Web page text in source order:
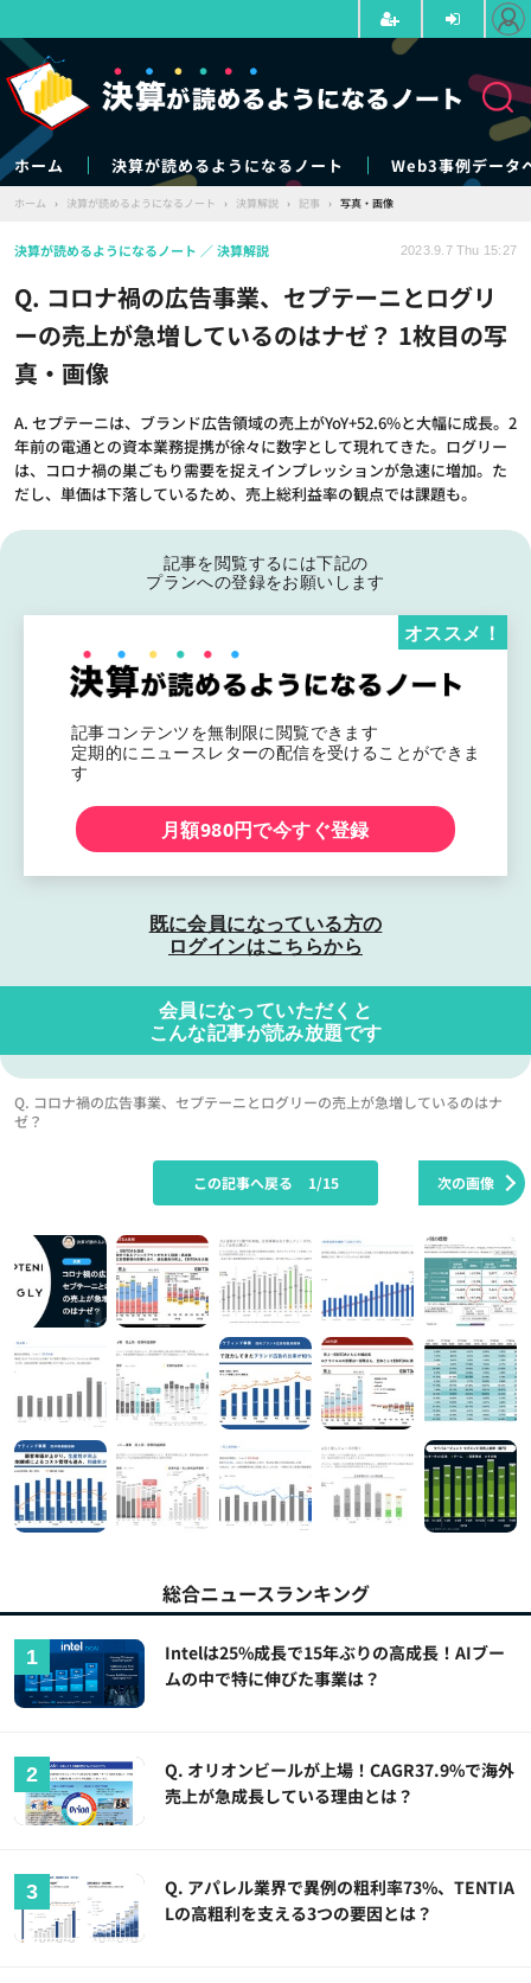
ホーム 決算が読めるようになるノート Web3事例データ
ホーム › 決算が読めるようになるノート › 決算解説 › 記事 › 写真・画像
Q. コロナ禍の広告事業、セプテーニとログリ
ーの売上が急増しているのはナゼ？ 1枚目の写
真・画像
A. セプテーニは、ブランド広告領域の売上がYoY+52.6%と大幅に成長。2
年前の電通との資本業務提携が徐々に数字として現れてきた。ログリー
は、コロナ禍の巣ごもり需要を捉えインプレッションが急速に増加。た
だし、単価は下落しているため、売上総利益率の観点では課題も。
決算が読めるようになるノート 決算解説 2023.9.7 Thu 15:27
記事を閲覧するには下記の
プランへの登録をお願いします
記事コンテンツを無制限に閲覧できます
定期的にニュースレターの配信を受けることができま
す
オススメ！
月額980円で今すぐ登録
既に会員になっている方の
ログインはこちらから
会員になっていただくと
こんな記事が読み放題です
Q. コロナ禍の広告事業、セプテーニとログリーの売上が急増しているのはナ
ゼ？
次の画像
この記事へ戻る 1/15
総合ニュースランキング
Intelは25%成長で15年ぶりの高成長！AIブー
ムの中で特に伸びた事業は？
Q. オリオンビールが上場！CAGR37.9%で海外
売上が急成長している理由とは？
Q. アパレル業界で異例の粗利率73%、TENTIA
Lの高粗利を支える3つの要因とは？